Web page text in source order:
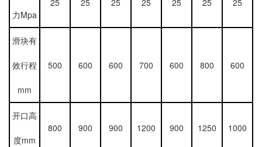
力Mpa
25 25 25 25 25 25 25
滑块有
效行程
mm
500 600 600 700 600 800 600
开口高
度mm
800 900 900 1200 900 1250 1000